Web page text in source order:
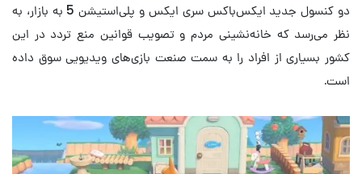
دو کنسول جدید ایکس‌باکس سری ایکس و پلی‌استیشن 5 به بازار، به
نظر می‌رسد که خانه‌نشینی مردم و تصویب قوانین منع تردد در این
کشور بسیاری از افراد را به سمت صنعت بازی‌های ویدیویی سوق داده
است.